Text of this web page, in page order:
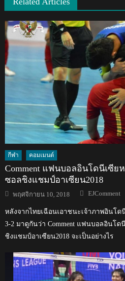
กีฬา คอมเมนต์
Comment แฟนบอลอินโดนีเซีย
ซอลชิงแชมป์อาเซียน2018
Posted
on
พฤศจิกายน 10, 2018 Author
EJComment
หลังจากไทยเฉือนเอาชนะเจ้าภาพอินโด
3-2 มาดูกันว่า Comment แฟนบอลอินโ
ชิงแชมป์อาเซียน2018 จะเป็นอย่างไร